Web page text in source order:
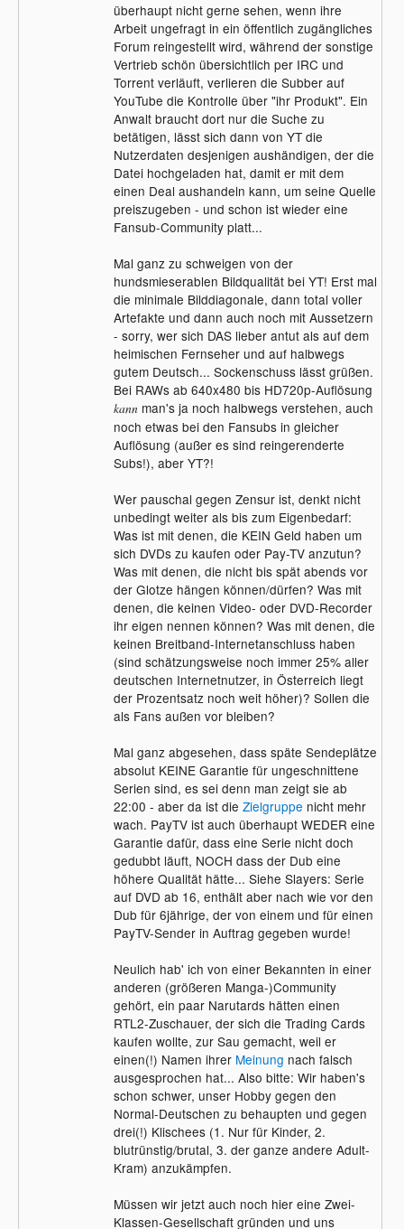
überhaupt nicht gerne sehen, wenn ihre
Arbeit ungefragt in ein öffentlich zugängliches
Forum reingestellt wird, während der sonstige
Vertrieb schön übersichtlich per IRC und
Torrent verläuft, verlieren die Subber auf
YouTube die Kontrolle über "ihr Produkt". Ein
Anwalt braucht dort nur die Suche zu
betätigen, lässt sich dann von YT die
Nutzerdaten desjenigen aushändigen, der die
Datei hochgeladen hat, damit er mit dem
einen Deal aushandeln kann, um seine Quelle
preiszugeben - und schon ist wieder eine
Fansub-Community platt...
Mal ganz zu schweigen von der
hundsmieserablen Bildqualität bei YT! Erst mal
die minimale Bilddiagonale, dann total voller
Artefakte und dann auch noch mit Aussetzern
- sorry, wer sich DAS lieber antut als auf dem
heimischen Fernseher und auf halbwegs
gutem Deutsch... Sockenschuss lässt grüßen.
Bei RAWs ab 640x480 bis HD720p-Auflösung
kannman's ja noch halbwegs verstehen, auch
noch etwas bei den Fansubs in gleicher
Auflösung (außer es sind reingerenderte
Subs!), aber YT?!
Wer pauschal gegen Zensur ist, denkt nicht
unbedingt weiter als bis zum Eigenbedarf:
Was ist mit denen, die KEIN Geld haben um
sich DVDs zu kaufen oder Pay-TV anzutun?
Was mit denen, die nicht bis spät abends vor
der Glotze hängen können/dürfen? Was mit
denen, die keinen Video- oder DVD-Recorder
ihr eigen nennen können? Was mit denen, die
keinen Breitband-Internetanschluss haben
(sind schätzungsweise noch immer 25% aller
deutschen Internetnutzer, in Österreich liegt
der Prozentsatz noch weit höher)? Sollen die
als Fans außen vor bleiben?
Mal ganz abgesehen, dass späte Sendeplätze
absolut KEINE Garantie für ungeschnittene
Serien sind, es sei denn man zeigt sie ab
22:00 - aber da ist die Zielgruppe nicht mehr
wach. PayTV ist auch überhaupt WEDER eine
Garantie dafür, dass eine Serie nicht doch
gedubbt läuft, NOCH dass der Dub eine
höhere Qualität hätte... Siehe Slayers: Serie
auf DVD ab 16, enthält aber nach wie vor den
Dub für 6jährige, der von einem und für einen
PayTV-Sender in Auftrag gegeben wurde!
Neulich hab' ich von einer Bekannten in einer
anderen (größeren Manga-)Community
gehört, ein paar Narutards hätten einen
RTL2-Zuschauer, der sich die Trading Cards
kaufen wollte, zur Sau gemacht, weil er
einen(!) Namen ihrer Meinung nach falsch
ausgesprochen hat... Also bitte: Wir haben's
schon schwer, unser Hobby gegen den
Normal-Deutschen zu behaupten und gegen
drei(!) Klischees (1. Nur für Kinder, 2.
blutrünstig/brutal, 3. der ganze andere Adult-
Kram) anzukämpfen.
Müssen wir jetzt auch noch hier eine Zwei-
Klassen-Gesellschaft gründen und uns